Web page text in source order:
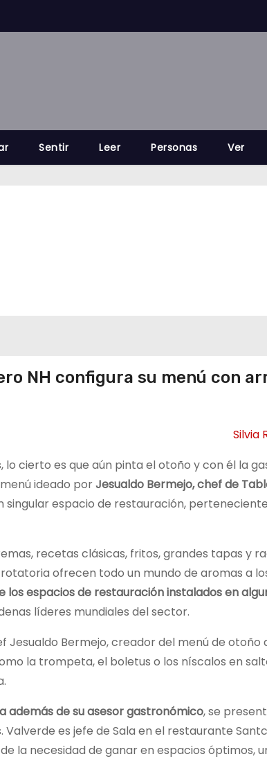
Sentir Leer Personas Ver
NH configura su menú con
Silvia
cierto es que aún pinta el otoño y con él la
ideado porJesualdo Bermejo, chef de
espacio de restauración,
recetas clásicas, fritos, grandes tapas y
ofrecen todo un mundo de aromas a
los espacios de restauración instalados en
líderes mundiales del sector.
Bermejo, creador del menú de otoño
la trompeta, el boletus o los níscalos en
además de su asesor gastronómico, se
es jefe de Sala en el restaurante
la necesidad de ganar en espacios óptimos,